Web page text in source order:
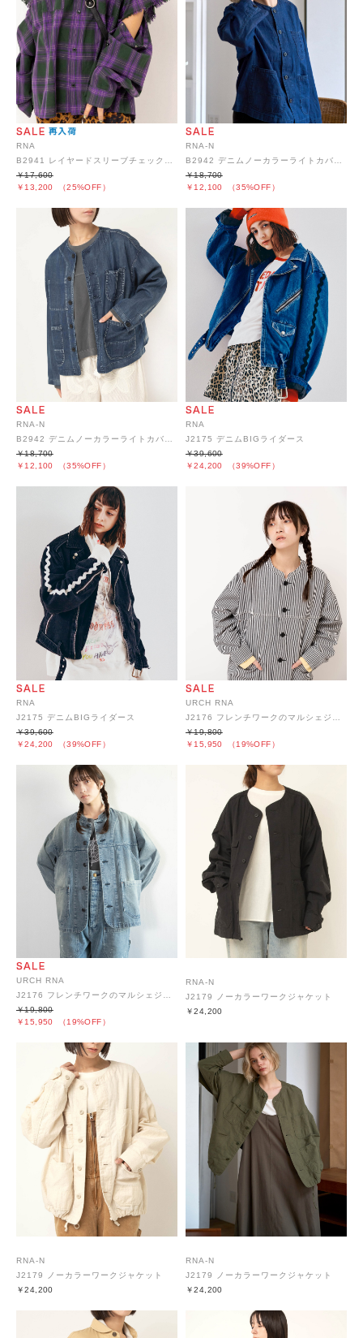
RNA
￥13,200 （25%OFF）
￥17,600
RNA-N
￥12,100 （35%OFF）
￥18,700
RNA-N
￥12,100 （35%OFF）
￥18,700
RNA
J2175 デニムBIGライダース
￥24,200 （39%OFF）
￥39,600
RNA
J2175 デニムBIGライダース
￥24,200 （39%OFF）
￥39,600
URCH RNA
￥15,950 （19%OFF）
￥19,800
URCH RNA
J2176 フレンチワークのマルシェジャケット
￥15,950 （19%OFF）
￥19,800
RNA-N
J2179 ノーカラーワークジャケット
￥24,200
RNA-N
J2179 ノーカラーワークジャケット
￥24,200
RNA-N
J2179 ノーカラーワークジャケット
￥24,200